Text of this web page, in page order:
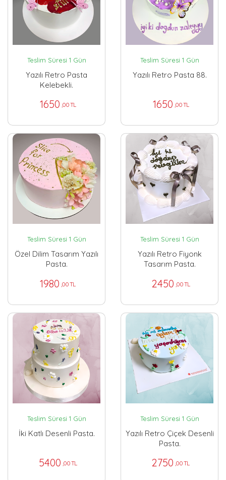
Teslim Süresi 1 Gün
Yazılı Retro Pasta
Kelebekli.
1650 ,00 TL
Teslim Süresi 1 Gün
Yazılı Retro Pasta 88.
1650 ,00 TL
Teslim Süresi 1 Gün
Özel Dilim Tasarım Yazılı
Pasta.
1980 ,00 TL
Teslim Süresi 1 Gün
Yazılı Retro Fiyonk
Tasarım Pasta.
2450 ,00 TL
Teslim Süresi 1 Gün
İki Katlı Desenli Pasta.
5400 ,00 TL
Teslim Süresi 1 Gün
Yazılı Retro Çiçek Desenli
Pasta.
2750 ,00 TL